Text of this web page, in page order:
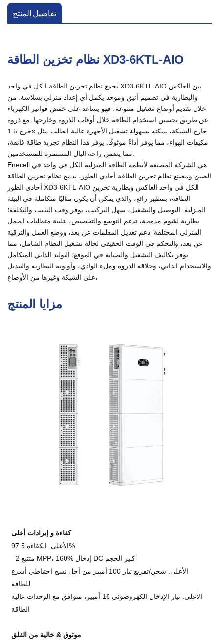
تفاصيل المنتج
نظام تخزين الطاقة XD3-6KTL-AIO
يجمع نظام تخزين الطاقة الكل في واحد XD3-6KTL-AIO بين العاكس
والبطارية في تصميم أنيق وموحد يكمل أي إعداد منزلي بسلاسة. من
خلال تقديم أوضاع تشغيل متنوعة، فهو يساعد على خفض فواتير الكهرباء
عن طريق تحسين استخدام الطاقة خلال أوقات الذروة وخارجها. مع ذروة
خرج 1.5x خارج الشبكة، يمكنه بسهولة تشغيل الأجهزة عالية الطلب مثل
مكيفات الهواء، مما يوفر أداءً موثوقًا. يوفر هذا النظام تجربة طاقة فائقة،
Enecell هي الشركة المصنعة لأنظمة الطاقة المنزلية الكل في واحد في
الصين ومصنع نظام تخزين الطاقة أحادي الطور، يدمج نظام تخزين الطاقة
أحادي الطور XD3-6KTL-AIO الكل في واحد العاكس وبطارية تخزين
الطاقة، بمظهر رائع، والذي يمكن أن يكون مثاليًا متكاملة في البيئة
المنزلية. التوصيل والتشغيل، سهل التركيب، يوفر وقت التثبيت والتكلفة؛
بطارية ليثيوم مدمجة، تدعم التوسع والتخصيص، لتلبية متطلبات الحمل
المنزلي المختلفة؛ دعم تعديل المعلمات عن بعد، ووضع العمل والترقية
عن بعد، والتحكم في الوقت الحقيقي لحالة تشغيل النظام الشامل، مما
يوفر تكاليف التشغيل والصيانة في الموقع؛ التوليد الذاتي المتكامل
والاستخدام الذاتي، وحلاقة الذروة وملء الوادي، وأولوية البطارية والتبديل
على الشبكة وغيرها من الأوضاع،
مزايا المنتج
كفاءة و إيرادات أعلى
الأعلى. الكفاءة 97.5%
˙ 2 متتبع MPP، 160% إدخال DC كبير الحجم
الأعلى. شحن/تفريغ تيار 100 أمبير من أجل نسخ احتياطي أسرع
للطاقة
الأعلى. تيار الإدخال الكهروضوئي 16 أمبير، متوافق مع الوحدات عالية
الطاقة
موثوق & خالية من القلق